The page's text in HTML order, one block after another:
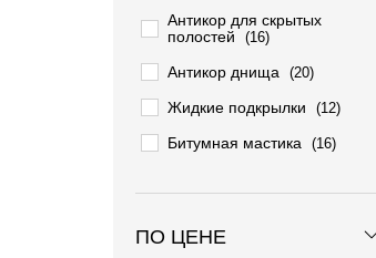
Антикор для скрытых
полостей
(16)
Антикор днища (20)
Жидкие подкрылки (12)
Битумная мастика (16)
ПО ЦЕНЕ